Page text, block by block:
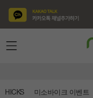
HICKS 미소바이크 이벤트